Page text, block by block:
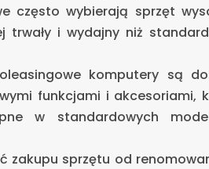
często wybierają sprzęt
trwały i wydajny niż
komputery są
funkcjami i akcesoriami,
w standardowych
zakupu sprzętu od